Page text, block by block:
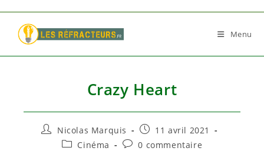
content
Menu
Crazy Heart
Auteur/autrice
Nicolas Marquis
Publication
publiée :
11 avril 2021
PostCinéma
Commentaires
0 commentaire